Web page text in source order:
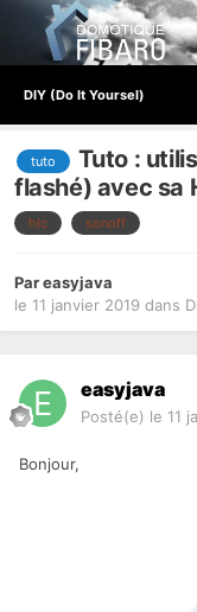
DIY (Do It Yoursel)
tuto
Tuto :
flashé) avec sa
hlc sonoff
Pareasyjava
le 11 janvier 2019 dans
easyjava
Posté(e) le 11
Bonjour,